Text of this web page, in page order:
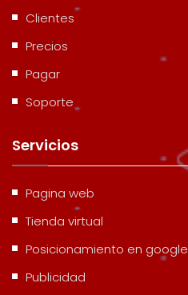
Clientes
Precios
Pagar
Soporte
Servicios
Pagina web
Tienda virtual
Posicionamiento en google
Publicidad